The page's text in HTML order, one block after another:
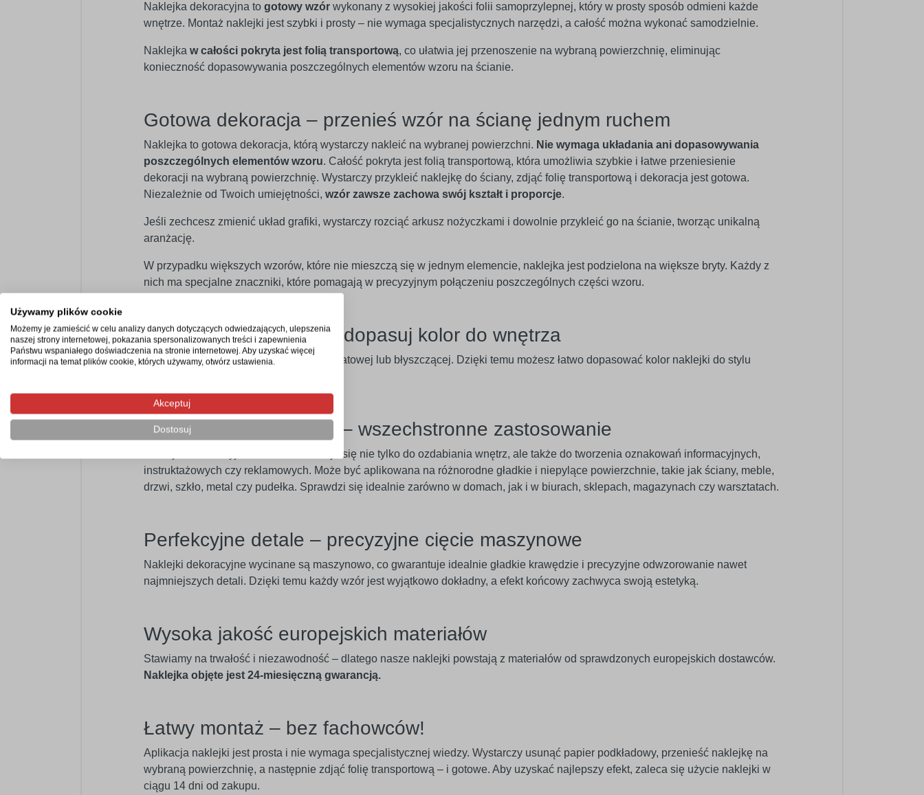
Naklejka dekoracyjna to gotowy wzór wykonany z wysokiej jakości folii samoprzylepnej, który w prosty sposób odmieni każde
wnętrze. Montaż naklejki jest szybki i prosty – nie wymaga specjalistycznych narzędzi, a całość można wykonać samodzielnie.
Naklejka w całości pokryta jest folią transportową, co ułatwia jej przenoszenie na wybraną powierzchnię, eliminując
konieczność dopasowywania poszczególnych elementów wzoru na ścianie.
Gotowa dekoracja – przenieś wzór na ścianę jednym ruchem
Naklejka to gotowa dekoracja, którą wystarczy nakleić na wybranej powierzchni. Nie wymaga układania ani dopasowywania
poszczególnych elementów wzoru. Całość pokryta jest folią transportową, która umożliwia szybkie i łatwe przeniesienie
dekoracji na wybraną powierzchnię. Wystarczy przykleić naklejkę do ściany, zdjąć folię transportową i dekoracja jest gotowa.
Niezależnie od Twoich umiejętności, wzór zawsze zachowa swój kształt i proporcje.
Jeśli zechcesz zmienić układ grafiki, wystarczy rozciąć arkusz nożyczkami i dowolnie przykleić go na ścianie, tworząc unikalną
aranżację.
W przypadku większych wzorów, które nie mieszczą się w jednym elemencie, naklejka jest podzielona na większe bryty. Każdy z
nich ma specjalne znaczniki, które pomagają w precyzyjnym połączeniu poszczególnych części wzoru.
Szeroka paleta barw – dopasuj kolor do wnętrza
Oferujemy paletę60 kolorów
w wersji matowej lub błyszczącej. Dzięki temu możesz łatwo dopasować kolor naklejki do stylu
Profesjonalny materiał – wszechstronne zastosowanie
Naklejka dekoracyjna doskonale nadaje się nie tylko do ozdabiania wnętrz, ale także do tworzenia oznakowań informacyjnych,
instruktażowych czy reklamowych. Może być aplikowana na różnorodne gładkie i niepylące powierzchnie, takie jak ściany, meble,
drzwi, szkło, metal czy pudełka. Sprawdzi się idealnie zarówno w domach, jak i w biurach, sklepach, magazynach czy warsztatach.
Perfekcyjne detale – precyzyjne cięcie maszynowe
Naklejki dekoracyjne wycinane są maszynowo, co gwarantuje idealnie gładkie krawędzie i precyzyjne odwzorowanie nawet
najmniejszych detali. Dzięki temu każdy wzór jest wyjątkowo dokładny, a efekt końcowy zachwyca swoją estetyką.
Wysoka jakość europejskich materiałów
Stawiamy na trwałość i niezawodność – dlatego nasze naklejki powstają z materiałów od sprawdzonych europejskich dostawców.
Naklejka objęte jest 24-miesięczną gwarancją.
Łatwy montaż – bez fachowców!
Aplikacja naklejki jest prosta i nie wymaga specjalistycznej wiedzy. Wystarczy usunąć papier podkładowy, przenieść naklejkę na
wybraną powierzchnię, a następnie zdjąć folię transportową – i gotowe. Aby uzyskać najlepszy efekt, zaleca się użycie naklejki w
ciągu 14 dni od zakupu.
Używamy plików cookie
Możemy je zamieścić w celu analizy danych dotyczących odwiedzających, ulepszenia
naszej strony internetowej, pokazania spersonalizowanych treści i zapewnienia
Państwu wspaniałego doświadczenia na stronie internetowej. Aby uzyskać więcej
informacji na temat plików cookie, których używamy, otwórz ustawienia.
Akceptuj
Dostosuj